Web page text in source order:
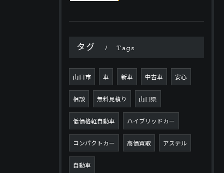
タグ Tags
山口市 車 新車 中古車 安心
相談 無料見積り 山口県
低価格軽自動車 ハイブリッドカー
コンパクトカー 高価買取 アステル
自動車